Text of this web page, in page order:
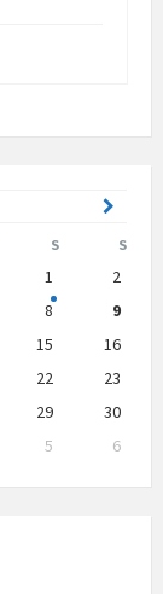
Month
S S
1
2
8
9
15
16
22
23
29
30
5
6